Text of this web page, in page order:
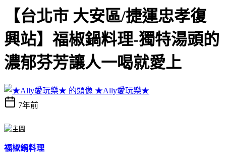
【台北市 大安區/捷運忠孝復
興站】福椒鍋料理-獨特湯頭的
濃郁芬芳讓人一喝就愛上
★Ally愛玩樂★
7年前
福椒鍋料理